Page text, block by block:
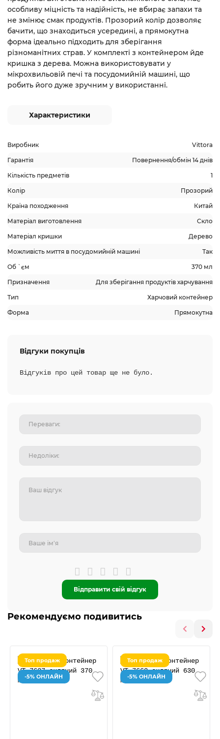
особливу міцність та надійність, не вбирає запахи та
не змінює смак продуктів. Прозорий колір дозволяє
бачити, що знаходиться усередині, а прямокутна
форма ідеально підходить для зберігання
різноманітних страв. У комплекті з контейнером йде
кришка з дерева. Можна використовувати у
мікрохвильовій печі та посудомийній машині, що
робить його дуже зручним у використанні.
Характеристики
Виробник Vittora
Гарантія Повернення/обмін 14 днів
Кількість предметів 1
Колір Прозорий
Країна походження Китай
Матеріал виготовлення Скло
Матеріал кришки Дерево
Можливість миття в посудомийній машині Так
Об `єм 370 мл
Призначення Для зберігання продуктів харчування
Тип Харчовий контейнер
Форма Прямокутна
Відгуки покупців
Відгуків про цей товар ще не було.
Відправити свій відгук
Рекомендуємо подивитись
Топ продаж
-5% ОНЛАЙН
Топ продаж
-5% ОНЛАЙН